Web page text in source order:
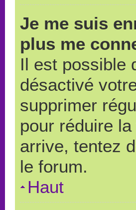
Je me suis
plus me
Il est possible
désactivé
supprimer
pour réduire
arrive, tentez
le forum.
Haut